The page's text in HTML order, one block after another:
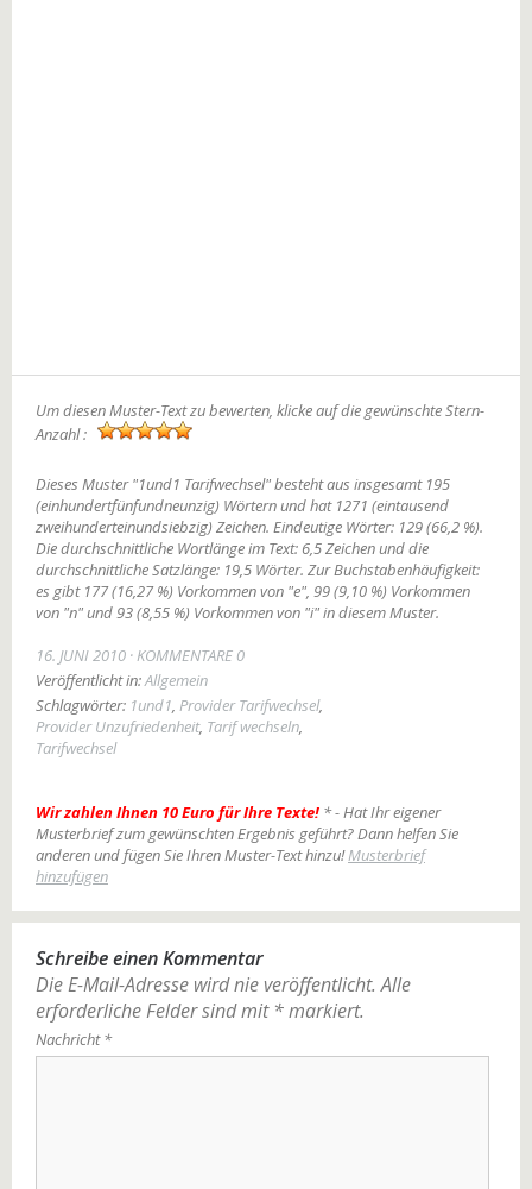
Um diesen Muster-Text zu bewerten, klicke auf die gewünschte Stern-
Anzahl :
Dieses Muster "1und1 Tarifwechsel" besteht aus insgesamt 195
(einhundertfünfundneunzig) Wörtern und hat 1271 (eintausend
zweihunderteinundsiebzig) Zeichen. Eindeutige Wörter: 129 (66,2 %).
Die durchschnittliche Wortlänge im Text: 6,5 Zeichen und die
durchschnittliche Satzlänge: 19,5 Wörter. Zur Buchstabenhäufigkeit:
es gibt 177 (16,27 %) Vorkommen von "e", 99 (9,10 %) Vorkommen
von "n" und 93 (8,55 %) Vorkommen von "i" in diesem Muster.
16. JUNI 2010 KOMMENTARE 0
Veröffentlicht in:Allgemein
Schlagwörter: 1und1, Provider Tarifwechsel,
Provider Unzufriedenheit, Tarif wechseln,
Tarifwechsel
Wir zahlen Ihnen 10 Euro für Ihre Texte! * - Hat Ihr eigener
Musterbrief zum gewünschten Ergebnis geführt? Dann helfen Sie
anderen und fügen Sie Ihren Muster-Text hinzu!Musterbrief
hinzufügen
Schreibe einen Kommentar
Die E-Mail-Adresse wird nie veröffentlicht. Alle
erforderliche Felder sind mit *markiert.
Nachricht*